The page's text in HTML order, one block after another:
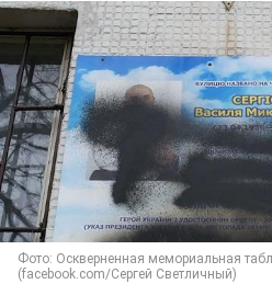
Фото: Оскверненная мемориальная
(facebook.com/Сергей Светличный)